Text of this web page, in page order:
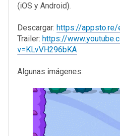
(iOS y Android).
Descargar: https://appsto.re/
Trailer: https://
v=KLvVH296bKA
Algunas imágenes: